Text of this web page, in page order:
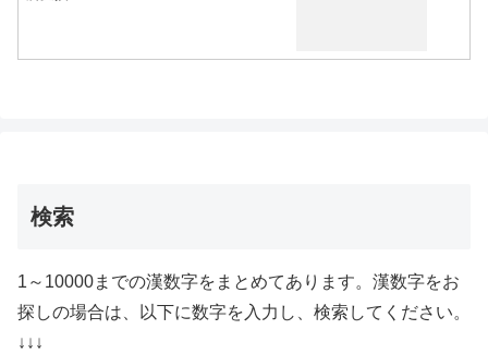
検索
1～10000までの漢数字をまとめてあります。漢数字をお
探しの場合は、以下に数字を入力し、検索してください。
↓↓↓